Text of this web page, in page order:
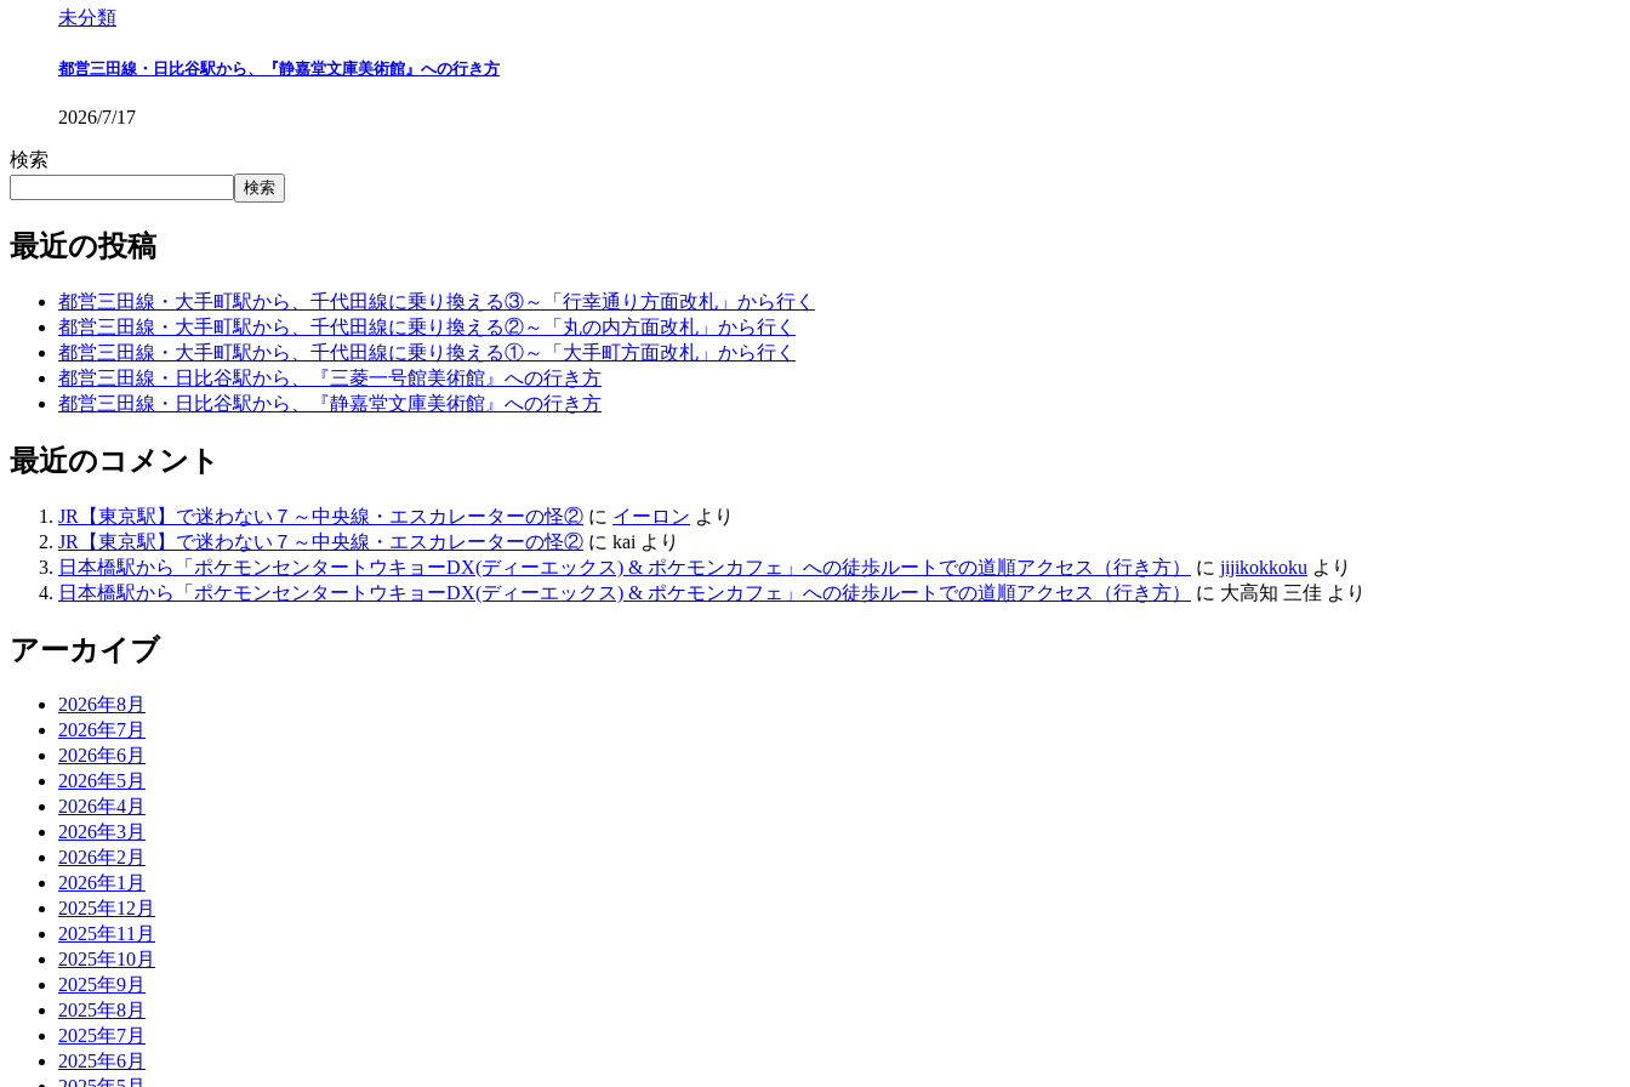
未分類
都営三田線・日比谷駅から、『静嘉堂文庫美術館』への行き方
2026/7/17
検索
検索
最近の投稿
都営三田線・大手町駅から、千代田線に乗り換える③～「行幸通り方面改札」から行く
都営三田線・大手町駅から、千代田線に乗り換える②～「丸の内方面改札」から行く
都営三田線・大手町駅から、千代田線に乗り換える①～「大手町方面改札」から行く
都営三田線・日比谷駅から、『三菱一号館美術館』への行き方
都営三田線・日比谷駅から、『静嘉堂文庫美術館』への行き方
最近のコメント
JR【東京駅】で迷わない７～中央線・エスカレーターの怪② に イーロン より
JR【東京駅】で迷わない７～中央線・エスカレーターの怪② に kai より
日本橋駅から「ポケモンセンタートウキョーDX(ディーエックス) & ポケモンカフェ」への徒歩ルートでの道順アクセス（行き方）
に jijikokkoku より
日本橋駅から「ポケモンセンタートウキョーDX(ディーエックス) & ポケモンカフェ」への徒歩ルートでの道順アクセス（行き方）
に 大高知 三佳 より
アーカイブ
2026年8月
2026年7月
2026年6月
2026年5月
2026年4月
2026年3月
2026年2月
2026年1月
2025年12月
2025年11月
2025年10月
2025年9月
2025年8月
2025年7月
2025年6月